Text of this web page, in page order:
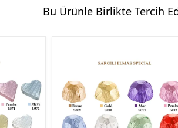
Bu Ürünle Birlikte Tercih